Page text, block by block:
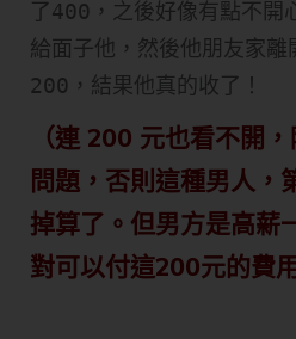
了400，之後好像有點不開
給面子他，然後他朋友家離
200，結果他真的收了！
（連 200 元也看不開
問題，否則這種男人，
掉算了。但男方是高薪
對可以付這200元的費用